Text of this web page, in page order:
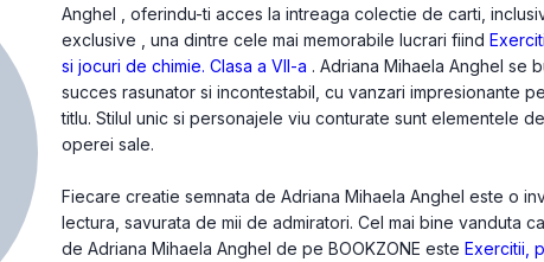
Anghel , oferindu-ti acces la intreaga colectie de carti,
exclusive , una dintre cele mai memorabile lucrari fiind
si jocuri de chimie. Clasa a VII-a . Adriana Mihaela Anghel se
succes rasunator si incontestabil, cu vanzari impresionante
titlu. Stilul unic si personajele viu conturate sunt elementele
operei sale.
Fiecare creatie semnata de Adriana Mihaela Anghel este o
lectura, savurata de mii de admiratori. Cel mai bine vanduta
de Adriana Mihaela Anghel de pe BOOKZONE esteExercitii,